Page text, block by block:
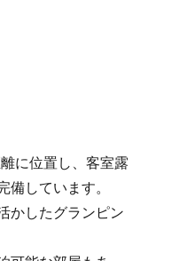
に位置し、客室露
備しています。
かしたグランピン